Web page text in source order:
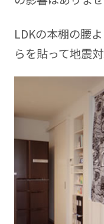
LDKの本棚の腰
らを貼って地震